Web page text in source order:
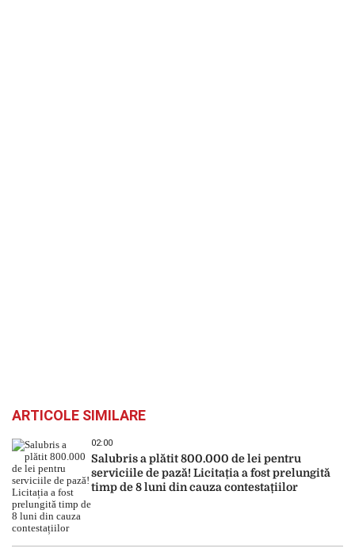
ARTICOLE SIMILARE
02:00
Salubris a plătit 800.000 de lei pentru
serviciile de pază! Licitația a fost prelungită
timp de 8 luni din cauza contestațiilor